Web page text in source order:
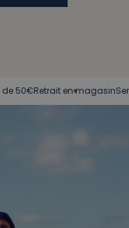
Retrait en magasinService